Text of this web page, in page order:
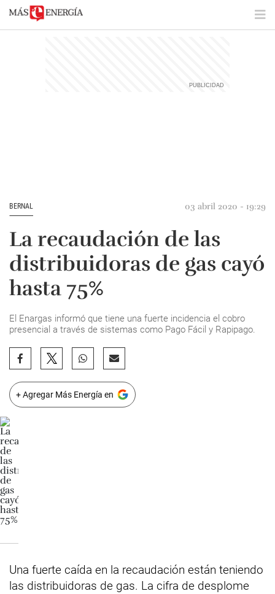
BERNAL 03 abril 2020 - 19:29
La recaudación de las
distribuidoras de gas cayó
hasta 75%
El Enargas informó que tiene una fuerte incidencia el cobro
presencial a través de sistemas como Pago Fácil y Rapipago.
+ Agregar Más Energía en
Una fuerte caída en la recaudación están teniendo
las distribuidoras de gas. La cifra de desplome